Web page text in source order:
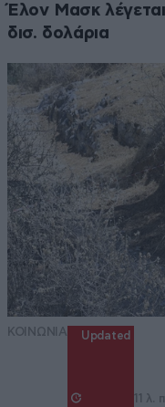
Έλον Μασκ
δισ. δολάρια
ΚΟΙΝΩΝΙΑ Updated
11 λ.